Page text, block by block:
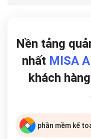
Nền tảng
nhất MISA
khách
phần mềm kế